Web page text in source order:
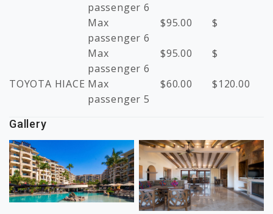
passenger 6
Max
passenger 6
$95.00 $
Max
passenger 6
$95.00 $
TOYOTA HIACE Max
passenger 5
$60.00 $120.00
Gallery